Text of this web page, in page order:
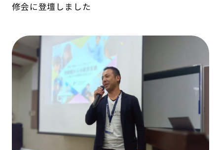
修会に登壇しました